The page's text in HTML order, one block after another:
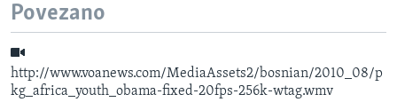
Povezano
http://www.voanews.com/MediaAssets2/bosnian/2010_08/p
kg_africa_youth_obama-fixed-20fps-256k-wtag.wmv